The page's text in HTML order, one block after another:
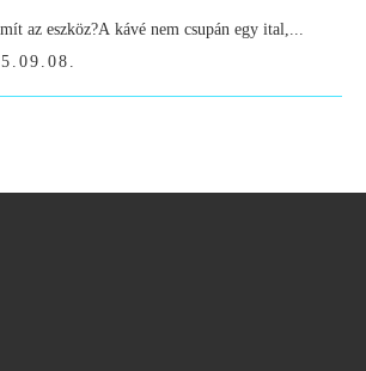
az eszköz?A kávé nem csupán egy ital,...